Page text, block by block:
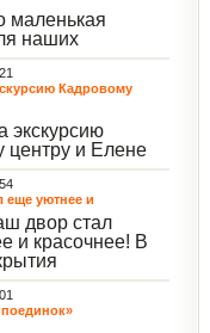
наш
- Константин
по праву носит
читающего
маленькая
наших
оно
В
дней мы
и конечно
чтобы
на небольшую
в
луг.
Кадровому
экскурсию
центру и Елене
за тёплую
еще уютнее и
двор стал
и красочнее! В
гостиной
перед
была